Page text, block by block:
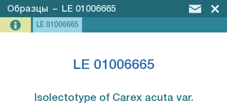
Образцы – LE 01006665
LE 01006665
LE 01006665
Isolectotype of Carex acuta var.